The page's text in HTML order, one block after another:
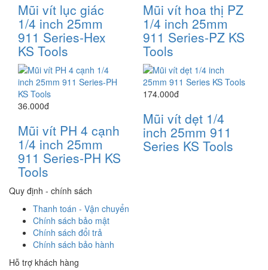
Mũi vít lục giác
1/4 inch 25mm
911 Series-Hex
KS Tools
Mũi vít hoa thị PZ
1/4 inch 25mm
911 Series-PZ KS
Tools
36.000đ
Mũi vít PH 4 cạnh
1/4 inch 25mm
911 Series-PH KS
Tools
174.000đ
Mũi vít dẹt 1/4
inch 25mm 911
Series KS Tools
Quy định - chính sách
Thanh toán - Vận chuyển
Chính sách bảo mật
Chính sách đổi trả
Chính sách bảo hành
Hỗ trợ khách hàng